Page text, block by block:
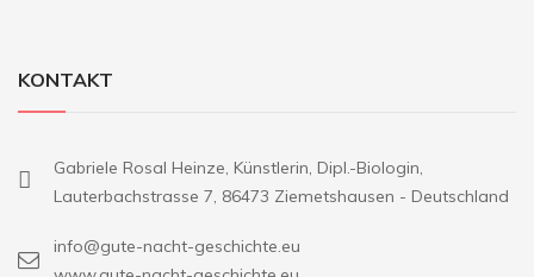
KONTAKT
Gabriele Rosal Heinze, Künstlerin, Dipl.-Biologin,
Lauterbachstrasse 7, 86473 Ziemetshausen - Deutschland
info@gute-nacht-geschichte.eu